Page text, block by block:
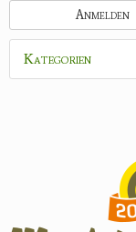
Anmelden
Kategorien